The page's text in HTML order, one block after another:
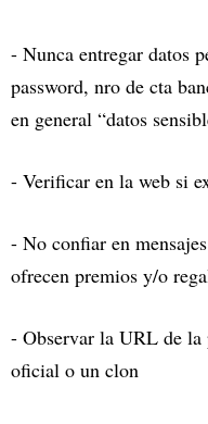
- Nunca entregar datos
password, nro de cta
en general “datos
- Verificar en la web si
- No confiar en
ofrecen premios y/o
- Observar la URL de
oficial o un clon